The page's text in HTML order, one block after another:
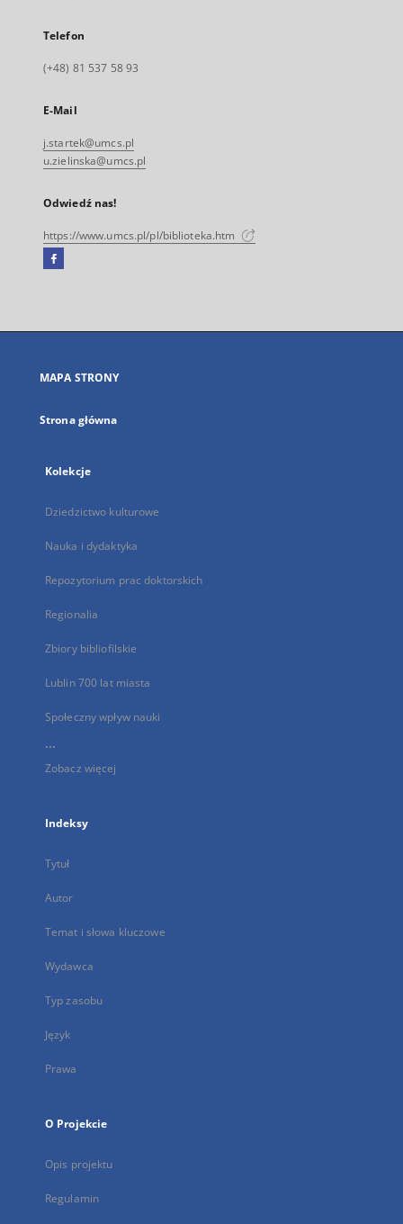
Telefon
(+48) 81 537 58 93
E-Mail
j.startek@umcs.pl
u.zielinska@umcs.pl
Odwiedź nas!
https://www.umcs.pl/pl/biblioteka.htm
Facebook
się
karcie
MAPA STRONY
Strona główna
Kolekcje
Dziedzictwo kulturowe
Nauka i dydaktyka
Repozytorium prac doktorskich
Regionalia
Zbiory bibliofilskie
Lublin 700 lat miasta
Społeczny wpływ nauki
...
Zobacz więcej
Indeksy
Tytuł
Autor
Temat i słowa kluczowe
Wydawca
Typ zasobu
Język
Prawa
O Projekcie
Opis projektu
Regulamin